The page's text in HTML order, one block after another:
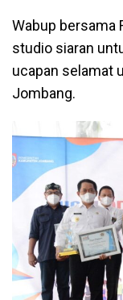
Wabup bersama
studio siaran
ucapan selamat
Jombang.